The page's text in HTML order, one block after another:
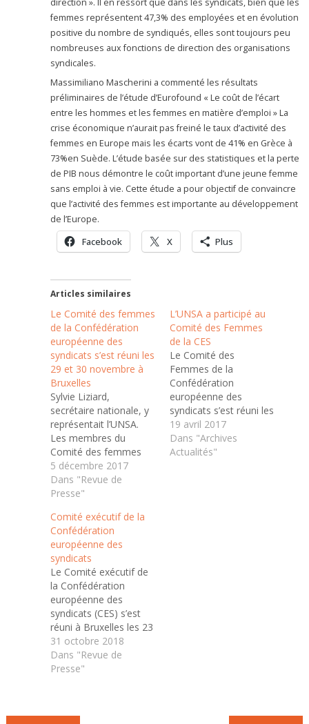
femmes représentent 47,3% des employées et en évolution
positive du nombre de syndiqués, elles sont toujours peu
nombreuses aux fonctions de direction des organisations
syndicales.
Massimiliano Mascherini a commenté les résultats
préliminaires de l’étude d’Eurofound « Le coût de l’écart
entre les hommes et les femmes en matière d’emploi » La
crise économique n’aurait pas freiné le taux d’activité des
femmes en Europe mais les écarts vont de 41% en Grèce à
73%en Suède. L’étude basée sur des statistiques et la perte
de PIB nous démontre le coût important d’une jeune femme
sans emploi à vie. Cette étude a pour objectif de convaincre
que l’activité des femmes est importante au développement
de l’Europe.
Facebook X Plus
Articles similaires
Le Comité des femmes
de la Confédération
européenne des
syndicats s’est réuni les
29 et 30 novembre à
Bruxelles
Sylvie Liziard,
secrétaire nationale, y
représentait l’UNSA.
Les membres du
Comité des femmes
sont satisfaites
d’apprendre que la
prochaine Conférence
travail, en juin 2018,
inclura à son ordre du
jour une discussion sur
l’élaboration de
normes relatives à la
violence faite aux
femmes et aux
hommes au travail.…
5 décembre 2017
Dans "Revue de
Presse"
L’UNSA a participé au
Comité des Femmes
de la CES
Le Comité des
Femmes de la
Confédération
européenne des
syndicats s’est réuni les
4 et 5 avril à Bruxelles.
L’UNSA y était
représentée par Sylvie
19 avril 2017
Dans "Archives
Actualités"
Comité exécutif de la
Confédération
européenne des
syndicats
Le Comité exécutif de
la Confédération
européenne des
syndicats (CES) s’est
réuni à Bruxelles les 23
et 24 octobre dernier.
Au cours de ce Comité,
a été adopté une
31 octobre 2018
Dans "Revue de
Presse"